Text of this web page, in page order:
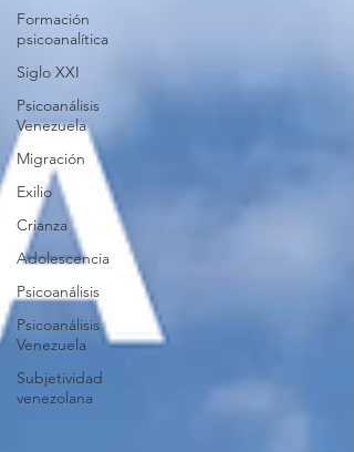
Formación
psicoanalítica
Siglo XXI
Psicoanálisis
Venezuela
Migración
Exilio
Crianza
Adolescencia
Psicoanálisis
Psicoanálisis
Venezuela
Subjetividad
venezolana